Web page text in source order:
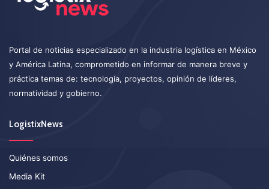
Portal de noticias especializado en la industria logística en México
y América Latina, comprometido en informar de manera breve y
práctica temas de: tecnología, proyectos, opinión de líderes,
normatividad y gobierno.
LogistixNews
Quiénes somos
Media Kit